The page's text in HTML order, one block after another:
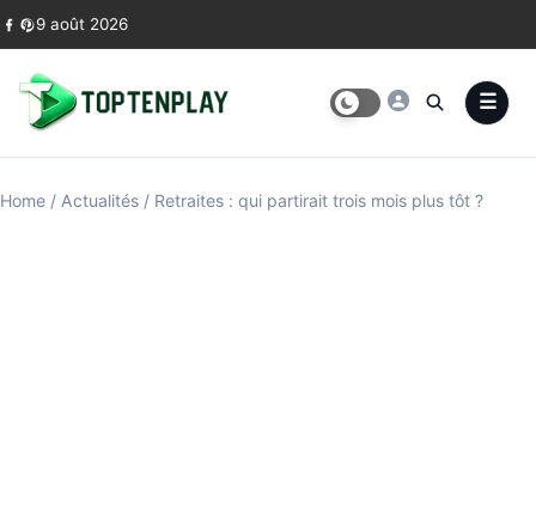
Skip to content
9 août 2026
Home / Actualités / Retraites : qui partirait trois mois plus tôt ?